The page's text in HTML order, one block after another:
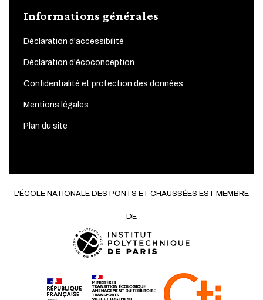
Informations générales
Déclaration d'accessibilité
Déclaration d'écoconception
Confidentialité et protection des données
Mentions légales
Plan du site
L'ÉCOLE NATIONALE DES PONTS ET CHAUSSÉES EST MEMBRE
DE